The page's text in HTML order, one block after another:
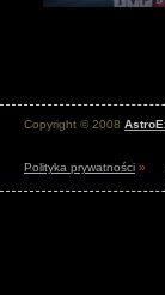
Copyright © 2008
Polityka prywatności »